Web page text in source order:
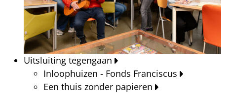
Uitsluiting tegengaan
Inloophuizen - Fonds Franciscus
Een thuis zonder papieren